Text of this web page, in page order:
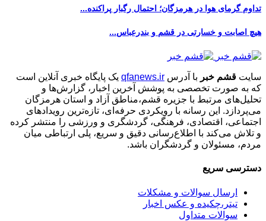
تداوم گرمای هوا در هرمزگان؛ احتمال رگبار پراکنده...
هیچ اصابت و خسارتی در قشم و بندرعباس...
سایت قشم خبر با آدرس qfanews.ir یک پایگاه خبری آنلاین است
که به صورت تخصصی به پوشش آخرین اخبار، گزارش‌ها و
تحلیل‌های مرتبط با جزیره قشم،مناطق آزاد و استان هرمزگان
می‌پردازد. این رسانه با رویکردی حرفه‌ای، تازه‌ترین رویدادهای
اجتماعی، اقتصادی، فرهنگی، گردشگری و ورزشی را منتشر کرده
و تلاش می‌کند با اطلاع‌رسانی دقیق و سریع، پلی ارتباطی میان
مردم، مسئولان و گردشگران باشد.
دسترسی سریع
ارسال سوالات و مشکلات
تیتر،چکیده و عکس اخبار
سوالات متداول